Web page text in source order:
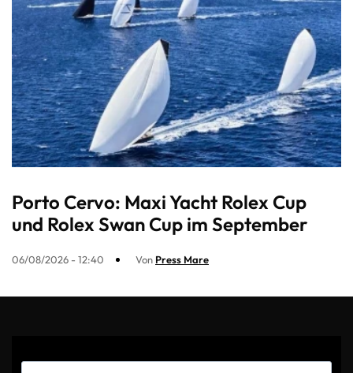
Porto Cervo: Maxi Yacht Rolex Cup
und Rolex Swan Cup im September
06/08/2026 - 12:40 Von Press Mare